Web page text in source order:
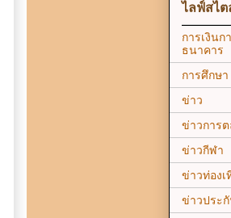
ไลฟ์สไต
การเงินก
ธนาคาร
การศึกษา
ข่าว
ข่าวการ
ข่าวกีฬา
ข่าวท่องเ
ข่าวประ